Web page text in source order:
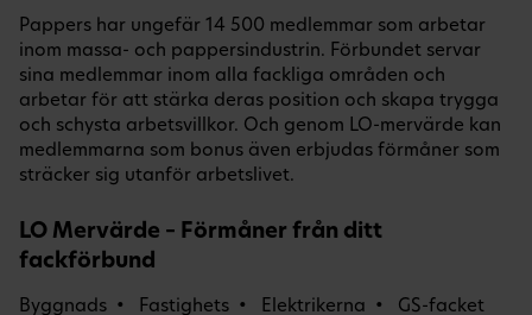
Pappers har ungefär 14 500 medlemmar som arbetar
inom massa- och pappersindustrin. Förbundet servar
sina medlemmar inom alla fackliga områden och
arbetar för att stärka deras position och skapa trygga
och schysta arbetsvillkor. Och genom LO-mervärde kan
medlemmarna som bonus även erbjudas förmåner som
sträcker sig utanför arbetslivet.
LO Mervärde – Förmåner från ditt
fackförbund
Byggnads Fastighets Elektrikerna GS-facket